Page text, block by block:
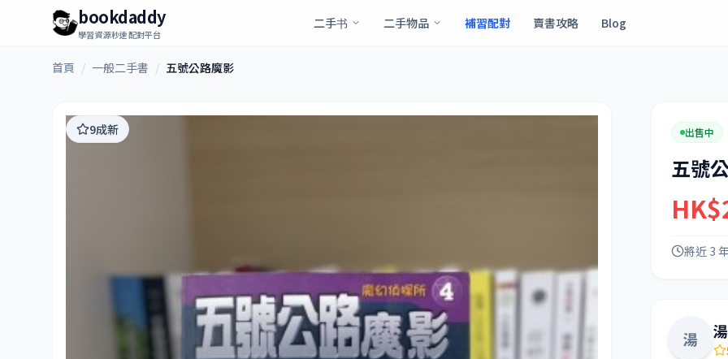
bookdaddy
學習資源秒速配對平台
二手书 二手物品 補習配對 賣書攻略 Blog
首頁 / 一般二手書 / 五號公路魔影
9成新 出售中
五號
將近 3
湯